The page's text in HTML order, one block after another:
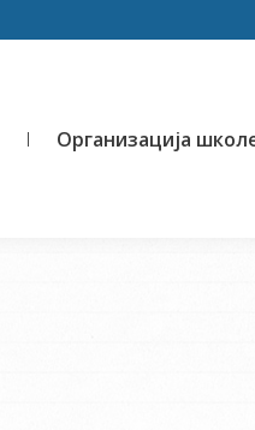
Организација